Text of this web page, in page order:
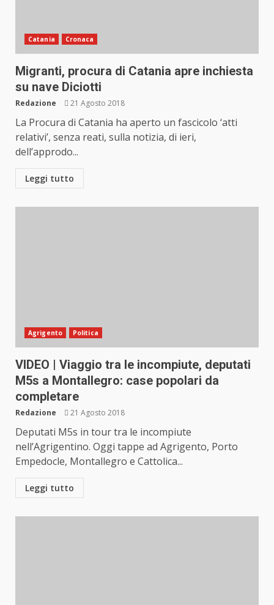
Catania Cronaca
Migranti, procura di Catania apre inchiesta
su nave Diciotti
Redazione 21 Agosto 2018
La Procura di Catania ha aperto un fascicolo ‘atti
relativi’, senza reati, sulla notizia, di ieri,
dell’approdo...
Leggi tutto
Agrigento Politica
VIDEO | Viaggio tra le incompiute, deputati
M5s a Montallegro: case popolari da
completare
Redazione 21 Agosto 2018
Deputati M5s in tour tra le incompiute
nell’Agrigentino. Oggi tappe ad Agrigento, Porto
Empedocle, Montallegro e Cattolica...
Leggi tutto